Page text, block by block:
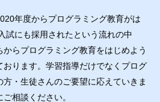
年度からプログラミング教育がは
試にも採用されたという流れの中
らプログラミング教育をはじめよう
おります。学習指導だけでなくプログ
・生徒さんのご要望に応えていきま
相談ください。